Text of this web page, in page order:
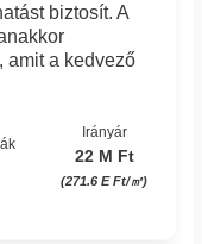
biztosít. A
amit a kedvező
Irányár
22 M Ft
(271.6 E Ft/㎡)